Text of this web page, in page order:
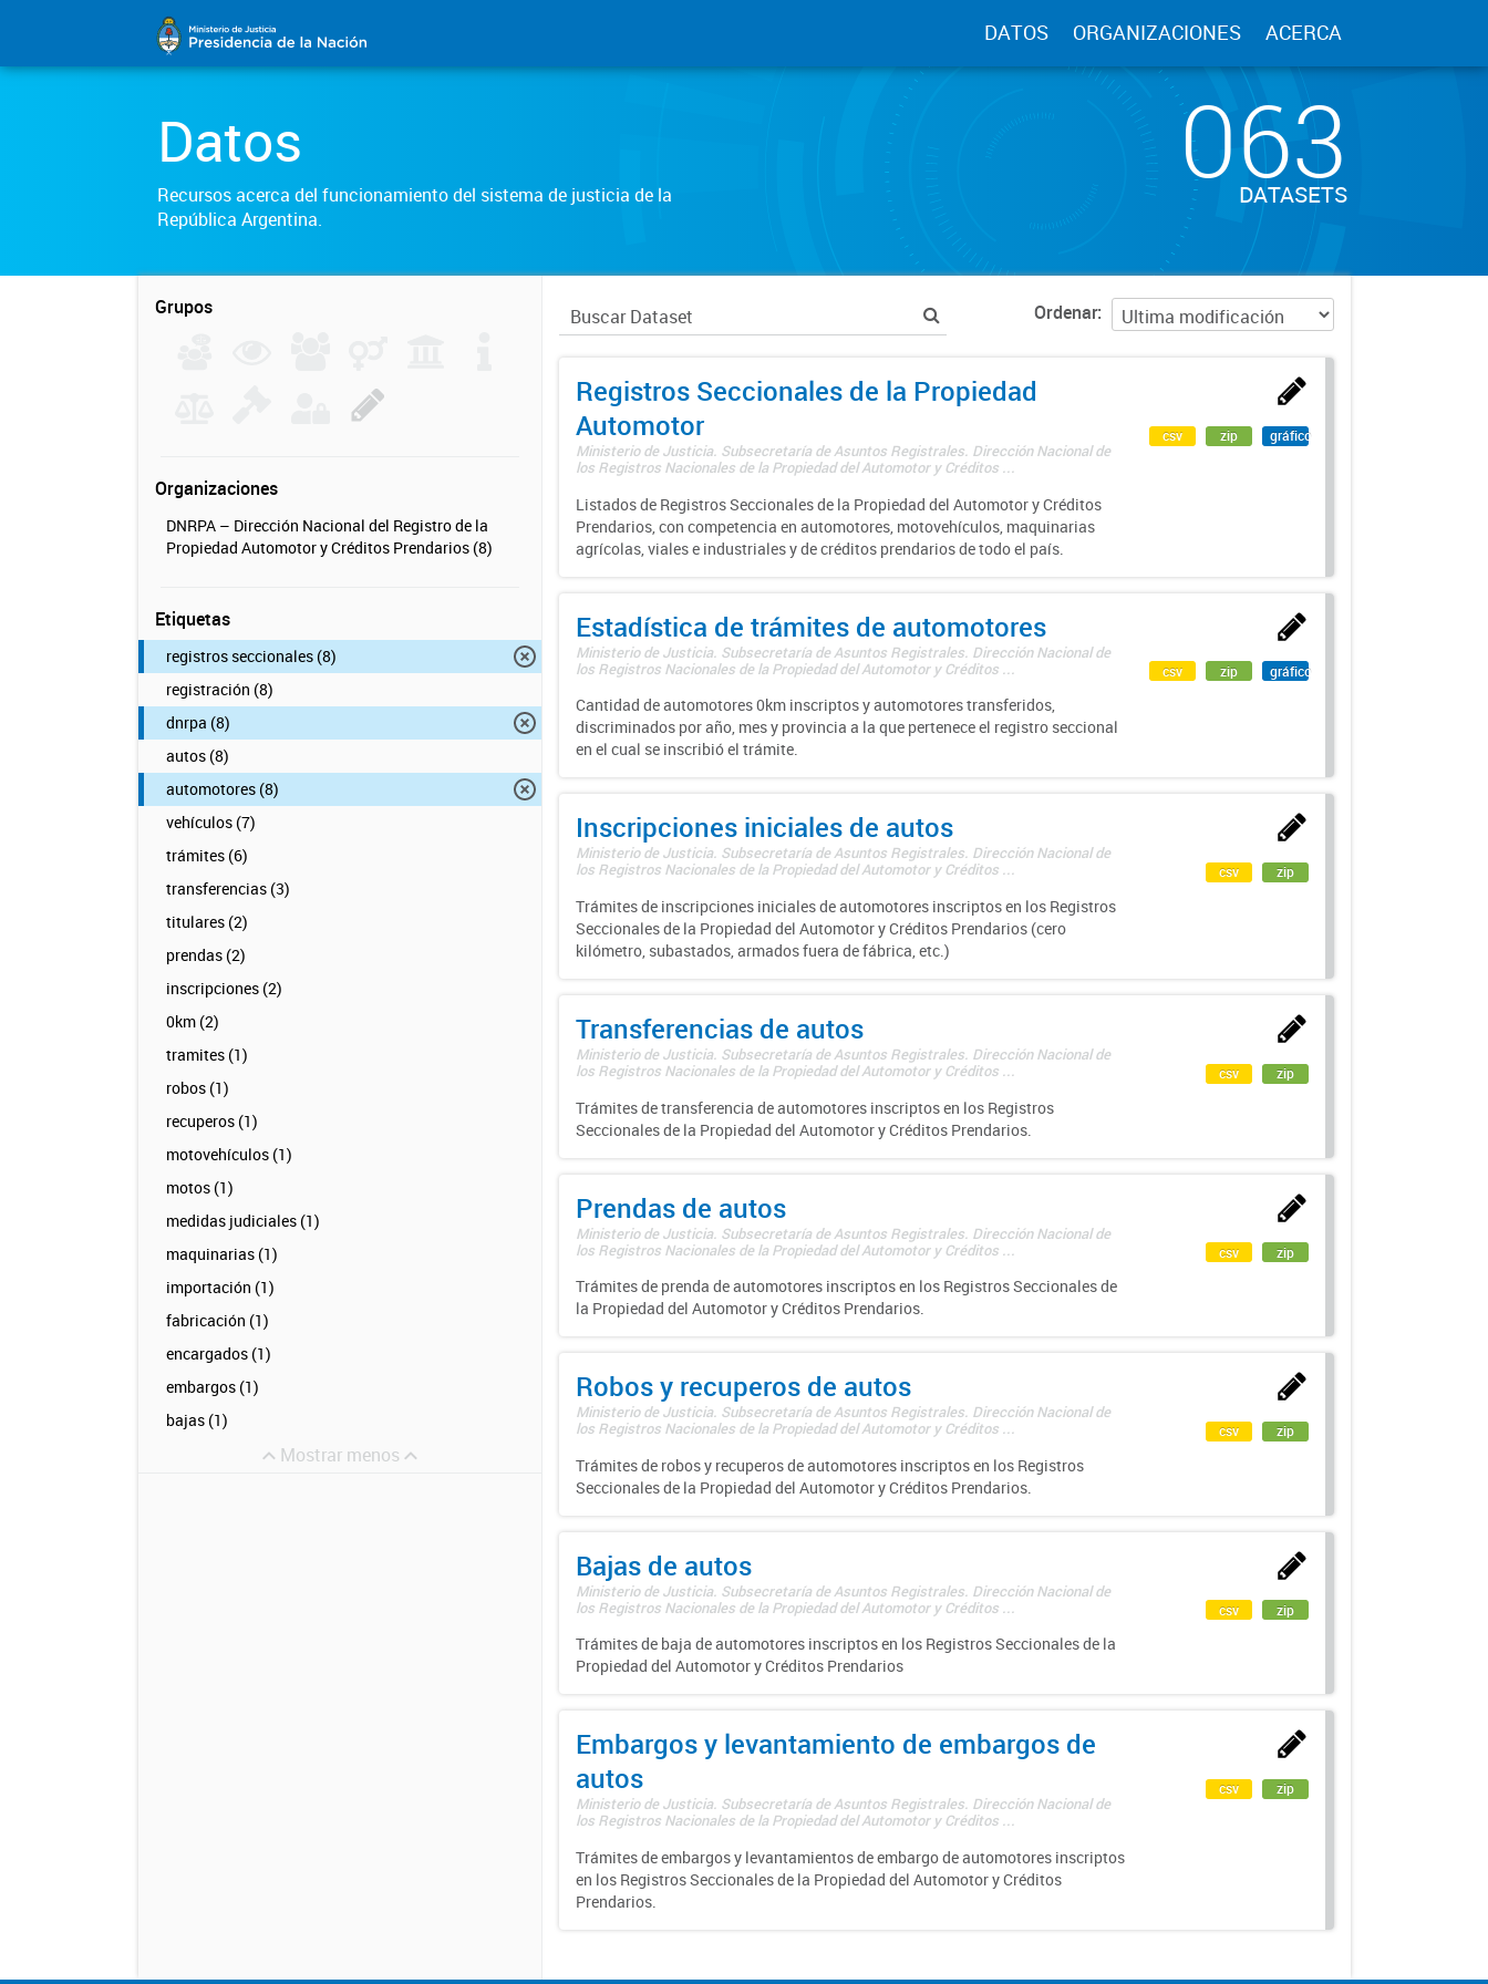
DATOS ORGANIZACIONES ACERCA
Datos
Recursos acerca del funcionamiento del sistema de justicia de la
República Argentina.
063
DATASETS
Grupos
Organizaciones
DNRPA – Dirección Nacional del Registro de la
Propiedad Automotor y Créditos Prendarios (8)
Etiquetas
registros seccionales (8)
registración (8)
dnrpa (8)
autos (8)
automotores (8)
vehículos (7)
trámites (6)
transferencias (3)
titulares (2)
prendas (2)
inscripciones (2)
0km (2)
tramites (1)
robos (1)
recuperos (1)
motovehículos (1)
motos (1)
medidas judiciales (1)
maquinarias (1)
importación (1)
fabricación (1)
encargados (1)
embargos (1)
bajas (1)
Mostrar menos
Ordenar
Registros Seccionales de la Propiedad
Automotor
Ministerio de Justicia. Subsecretaría de Asuntos Registrales. Dirección Nacional de
los Registros Nacionales de la Propiedad del Automotor y Créditos ...
Listados de Registros Seccionales de la Propiedad del Automotor y Créditos
Prendarios, con competencia en automotores, motovehículos, maquinarias
agrícolas, viales e industriales y de créditos prendarios de todo el país.
csv zip gráfico
Estadística de trámites de automotores
Ministerio de Justicia. Subsecretaría de Asuntos Registrales. Dirección Nacional de
los Registros Nacionales de la Propiedad del Automotor y Créditos ...
Cantidad de automotores 0km inscriptos y automotores transferidos,
discriminados por año, mes y provincia a la que pertenece el registro seccional
en el cual se inscribió el trámite.
csv zip gráfico
Inscripciones iniciales de autos
Ministerio de Justicia. Subsecretaría de Asuntos Registrales. Dirección Nacional de
los Registros Nacionales de la Propiedad del Automotor y Créditos ...
Trámites de inscripciones iniciales de automotores inscriptos en los Registros
Seccionales de la Propiedad del Automotor y Créditos Prendarios (cero
kilómetro, subastados, armados fuera de fábrica, etc.)
csv zip
Transferencias de autos
Ministerio de Justicia. Subsecretaría de Asuntos Registrales. Dirección Nacional de
los Registros Nacionales de la Propiedad del Automotor y Créditos ...
Trámites de transferencia de automotores inscriptos en los Registros
Seccionales de la Propiedad del Automotor y Créditos Prendarios.
csv zip
Prendas de autos
Ministerio de Justicia. Subsecretaría de Asuntos Registrales. Dirección Nacional de
los Registros Nacionales de la Propiedad del Automotor y Créditos ...
Trámites de prenda de automotores inscriptos en los Registros Seccionales de
la Propiedad del Automotor y Créditos Prendarios.
csv zip
Robos y recuperos de autos
Ministerio de Justicia. Subsecretaría de Asuntos Registrales. Dirección Nacional de
los Registros Nacionales de la Propiedad del Automotor y Créditos ...
Trámites de robos y recuperos de automotores inscriptos en los Registros
Seccionales de la Propiedad del Automotor y Créditos Prendarios.
csv zip
Bajas de autos
Ministerio de Justicia. Subsecretaría de Asuntos Registrales. Dirección Nacional de
los Registros Nacionales de la Propiedad del Automotor y Créditos ...
Trámites de baja de automotores inscriptos en los Registros Seccionales de la
Propiedad del Automotor y Créditos Prendarios
csv zip
Embargos y levantamiento de embargos de
autos
Ministerio de Justicia. Subsecretaría de Asuntos Registrales. Dirección Nacional de
los Registros Nacionales de la Propiedad del Automotor y Créditos ...
Trámites de embargos y levantamientos de embargo de automotores inscriptos
en los Registros Seccionales de la Propiedad del Automotor y Créditos
Prendarios.
csv zip